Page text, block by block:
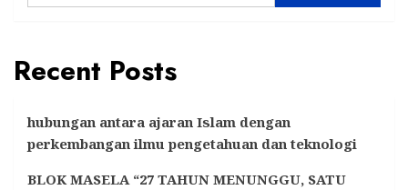
Polres
Recent Posts
hubungan antara ajaran Islam dengan
perkembangan ilmu pengetahuan dan teknologi
BLOK MASELA “27 TAHUN MENUNGGU, SATU